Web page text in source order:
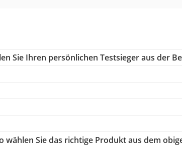
Sie Ihren persönlichen Testsieger aus der
wählen Sie das richtige Produkt aus dem